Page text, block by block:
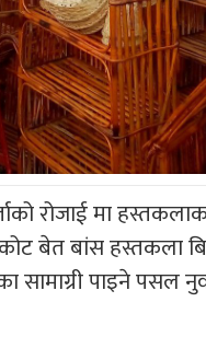
रोजाई मा हस्तकलाका
बेत बांस हस्तकला
सामाग्री पाइने